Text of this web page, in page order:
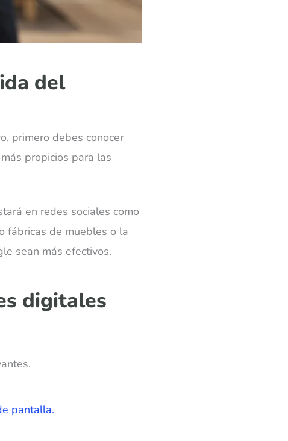
del
primero debes conocer
propicios para las
en redes sociales como
fábricas de muebles o la
sean más efectivos.
digitales
pantalla.